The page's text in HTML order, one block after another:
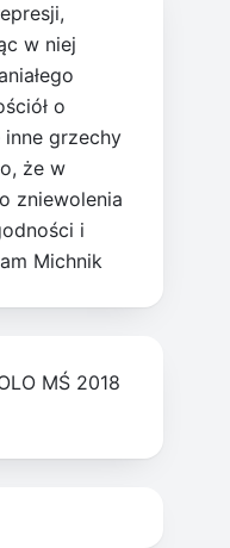
w niej
o
grzechy
że w
zniewolenia
i
Michnik
MŚ 2018